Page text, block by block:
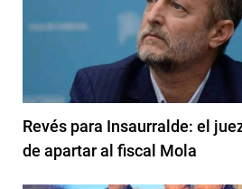
Revés para Insaurralde: el
de apartar al fiscal Mola